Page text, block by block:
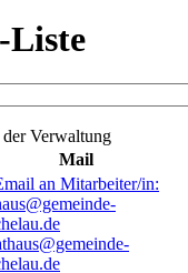
Liste
Verwaltung
Mail